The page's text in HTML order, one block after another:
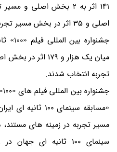
اصلی و 35 اثر در بخش
تجربه انتخاب شدند.
مسیر تجربه در زمینه های مستند،
سینمای 100 ثانیه ای